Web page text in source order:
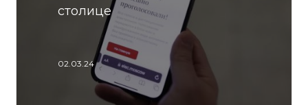
столице
02.03.24